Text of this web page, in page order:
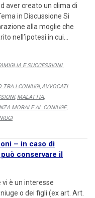
aver creato un clima di
in Discussione Si
alla moglie che
nell’ipotesi in cui…
E SUCCESSIONI,
TRA I CONIUGI, AVVOCATI
, MALATTIA
MORALE AL CONIUGE,
– in caso di
conservare il
vi è un interesse
o dei figli (ex art. Art.